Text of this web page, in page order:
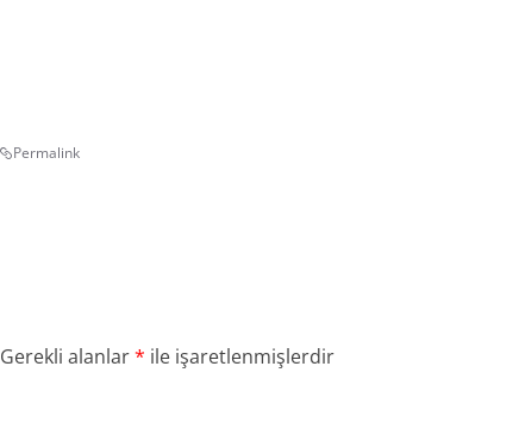
Permalink
Gerekli alanlar* ile işaretlenmişlerdir